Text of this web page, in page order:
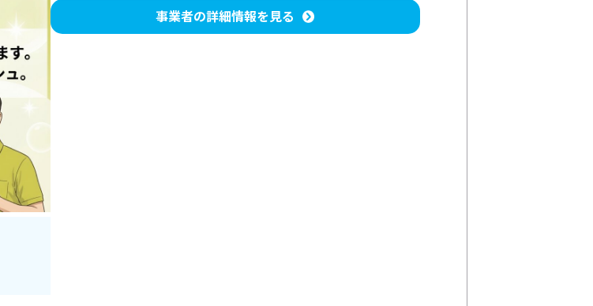
事業者の詳細情報を見る